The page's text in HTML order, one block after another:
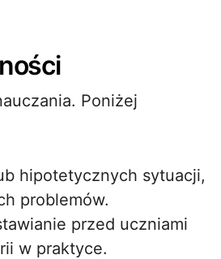
Poniżej
hipotetycznych sytuacji,
problemów.
przed uczniami
w praktyce.